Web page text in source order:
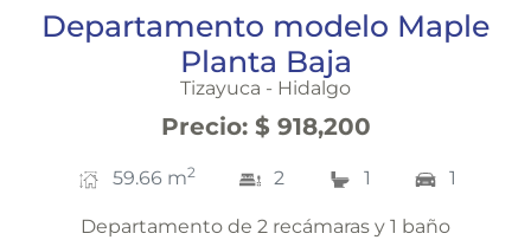
Departamento modelo Maple
Planta Baja
Tizayuca - Hidalgo
Precio: $ 918,200
59.66 m2 2 1 1
Departamento de 2 recámaras y 1 baño